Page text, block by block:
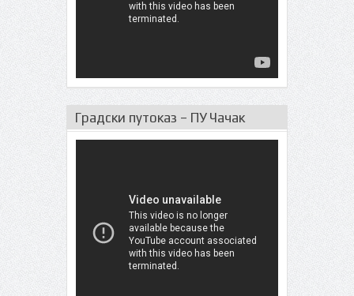
Градски путоказ – ПУ Чачак